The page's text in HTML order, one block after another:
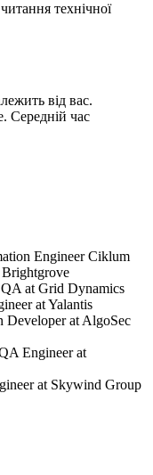
технічної
від вас.
Середній час
Engineer Ciklum
at Grid Dynamics
at Yalantis
Developer at AlgoSec
Engineer at
at Skywind Group